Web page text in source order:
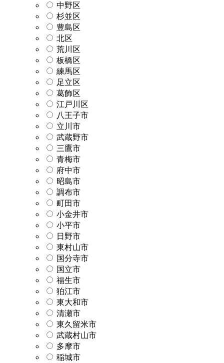
中野区
杉並区
豊島区
北区
荒川区
板橋区
練馬区
足立区
葛飾区
江戸川区
八王子市
立川市
武蔵野市
三鷹市
青梅市
府中市
昭島市
調布市
町田市
小金井市
小平市
日野市
東村山市
国分寺市
国立市
福生市
狛江市
東大和市
清瀬市
東久留米市
武蔵村山市
多摩市
稲城市